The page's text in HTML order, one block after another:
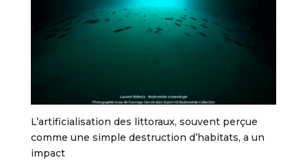
L’artificialisation des littoraux, souvent perçue
comme une simple destruction d’habitats, a un
impact